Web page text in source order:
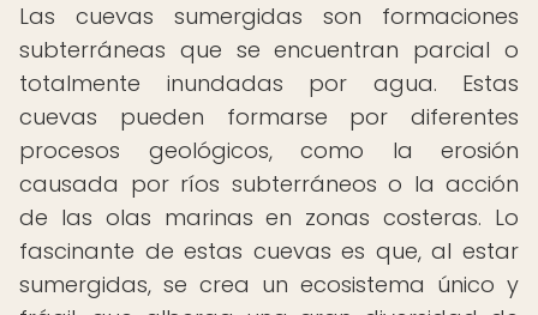
Las cuevas sumergidas son formaciones
subterráneas que se encuentran parcial o
totalmente inundadas por agua. Estas
cuevas pueden formarse por diferentes
procesos geológicos, como la erosión
causada por ríos subterráneos o la acción
de las olas marinas en zonas costeras. Lo
fascinante de estas cuevas es que, al estar
sumergidas, se crea un ecosistema único y